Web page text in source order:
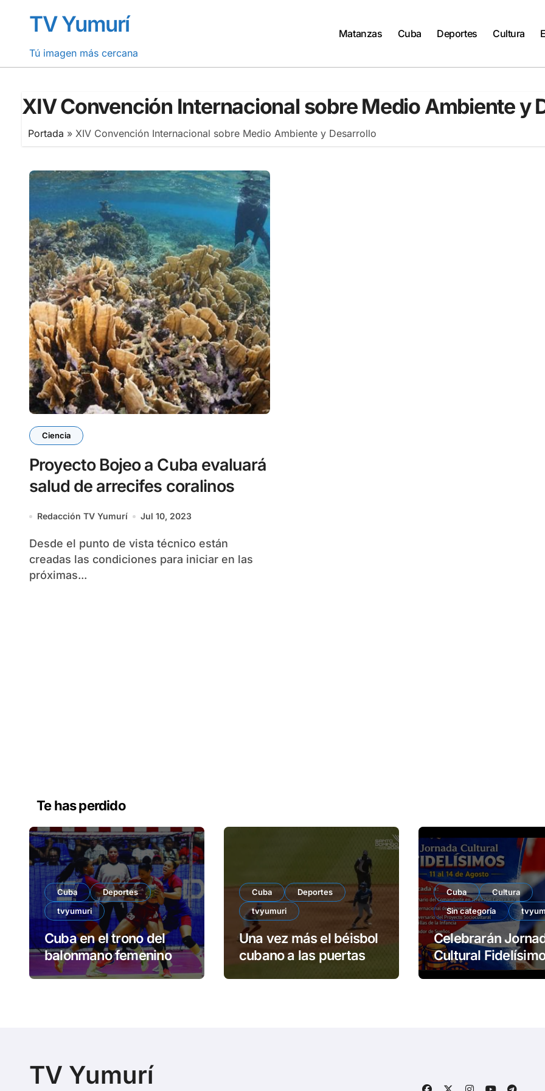
contenidoTV Yumurí
Tú imagen más cercana
Matanzas Cuba Deportes Cultura
XIV Convención Internacional sobre Medio Ambiente y
Portada » XIV Convención Internacional sobre Medio Ambiente y Desarrollo
Ciencia
Proyecto Bojeo a Cuba evaluará
salud de arrecifes coralinos
Redacción TV Yumurí Jul 10, 2023
Desde el punto de vista técnico están
creadas las condiciones para iniciar en las
próximas...
Te has perdido
Cuba
Deportes
tvyumuri
Cuba en el trono del
balonmano femenino
Cuba
Deportes
tvyumuri
Una vez más el béisbol
cubano a las puertas
Cuba
Cultura
Sin categoría
Celebrarán
Cultural Fidelísimos
Matanzas
TV Yumurí